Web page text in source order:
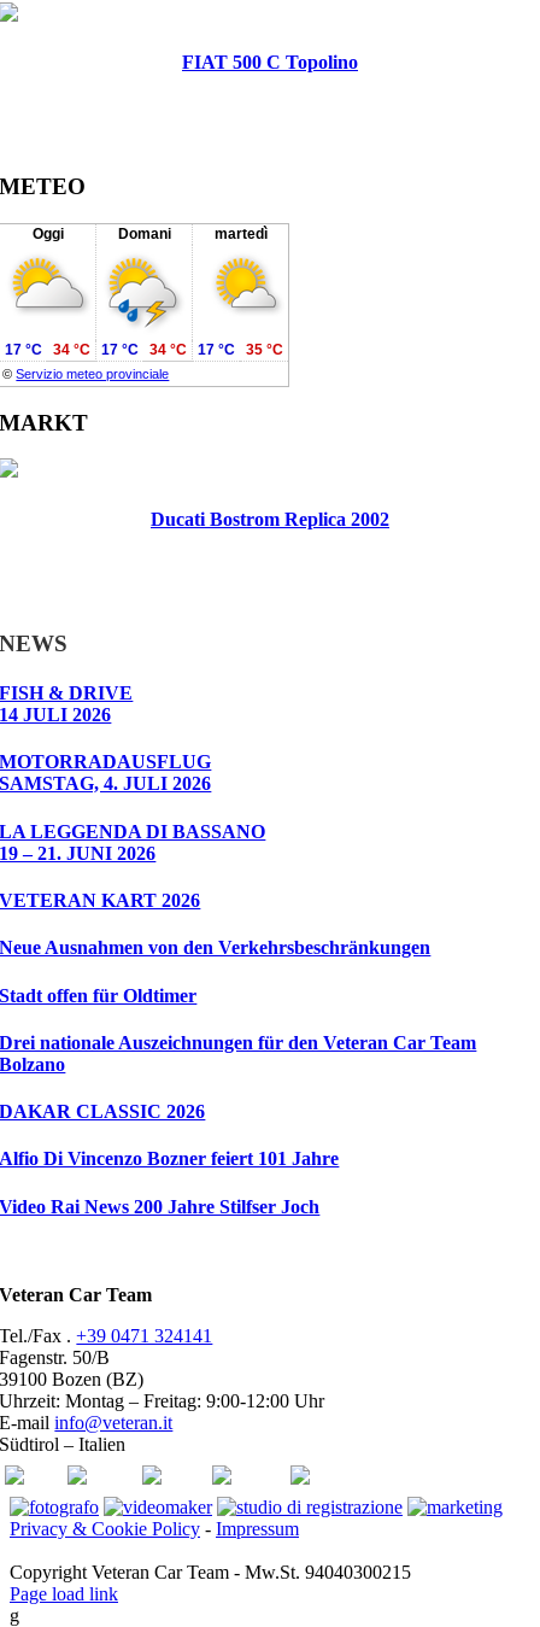
FIAT 500 C Topolino
METEO
Oggi Domani martedì
©Servizio meteo provinciale
17 °C 34 °C 17 °C 34 °C 17 °C 35 °C
MARKT
Ducati Bostrom Replica 2002
NEWS
FISH & DRIVE
14 JULI 2026
MOTORRADAUSFLUG
SAMSTAG, 4. JULI 2026
LA LEGGENDA DI BASSANO
19 – 21. JUNI 2026
VETERAN KART 2026
Neue Ausnahmen von den Verkehrsbeschränkungen
Stadt offen für Oldtimer
Drei nationale Auszeichnungen für den Veteran Car Team
Bolzano
DAKAR CLASSIC 2026
Alfio Di Vincenzo Bozner feiert 101 Jahre
Video Rai News 200 Jahre Stilfser Joch
Veteran Car Team
Tel./Fax .+39 0471 324141
Fagenstr. 50/B
39100 Bozen (BZ)
Uhrzeit: Montag – Freitag: 9:00-12:00 Uhr
E-mailinfo@veteran.it
Südtirol – Italien
ASI
FIVA ACI youtube facebook
Privacy & Cookie Policy - Impressum
Copyright Veteran Car Team - Mw.St. 94040300215
Page load link
g